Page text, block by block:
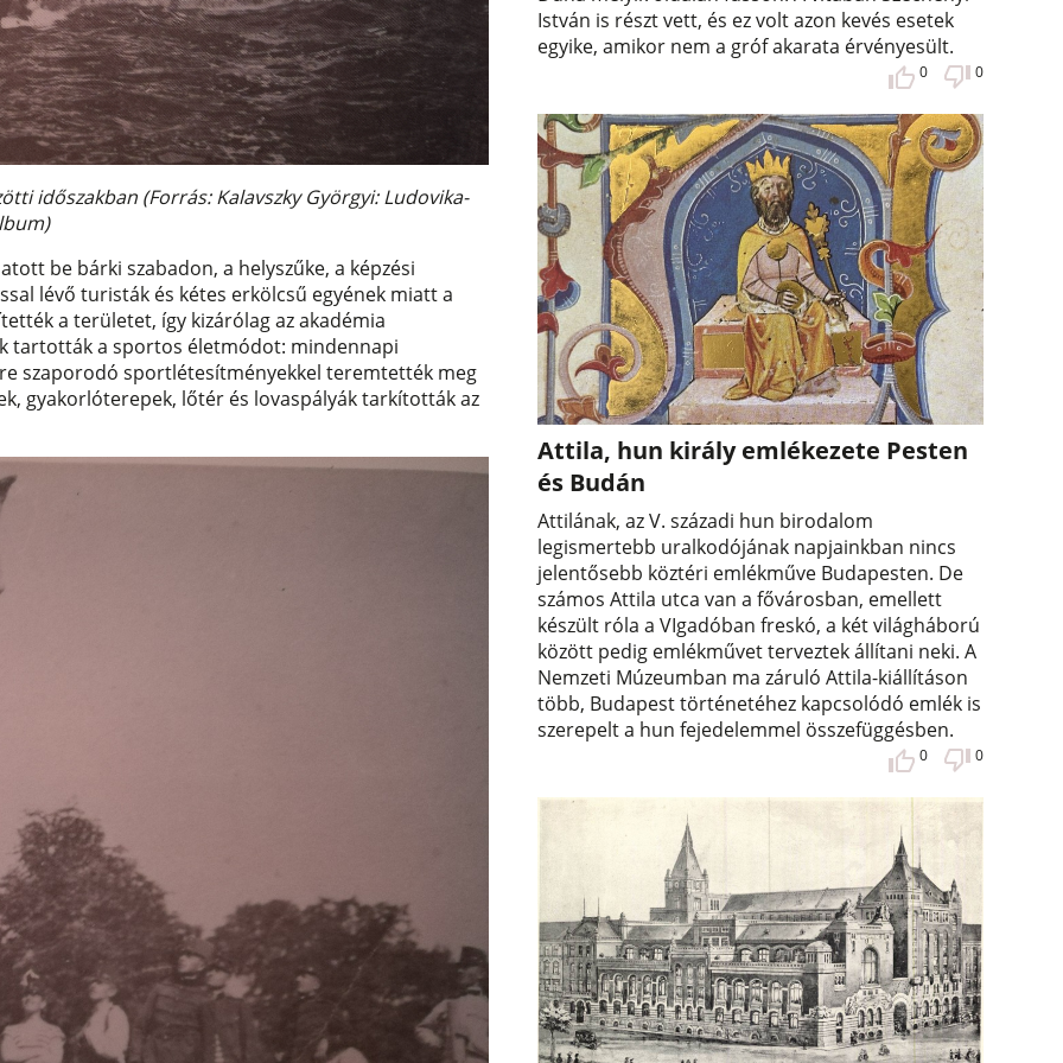
időszakban (Forrás: Kalavszky Györgyi: Ludovika-
be bárki szabadon, a helyszűke, a képzési
lévő turisták és kétes erkölcsű egyének miatt a
a területet, így kizárólag az akadémia
tartották a sportos életmódot: mindennapi
szaporodó sportlétesítményekkel teremtették meg
gyakorlóterepek, lőtér és lovaspályák tarkították az
István is részt vett, és ez volt azon kevés esetek
egyike, amikor nem a gróf akarata érvényesült.
0 0
Attila, hun király emlékezete Pesten
és Budán
Attilának, az V. századi hun birodalom
legismertebb uralkodójának napjainkban nincs
jelentősebb köztéri emlékműve Budapesten. De
számos Attila utca van a fővárosban, emellett
készült róla a VIgadóban freskó, a két világháború
között pedig emlékművet terveztek állítani neki. A
Nemzeti Múzeumban ma záruló Attila-kiállításon
több, Budapest történetéhez kapcsolódó emlék is
szerepelt a hun fejedelemmel összefüggésben.
0 0